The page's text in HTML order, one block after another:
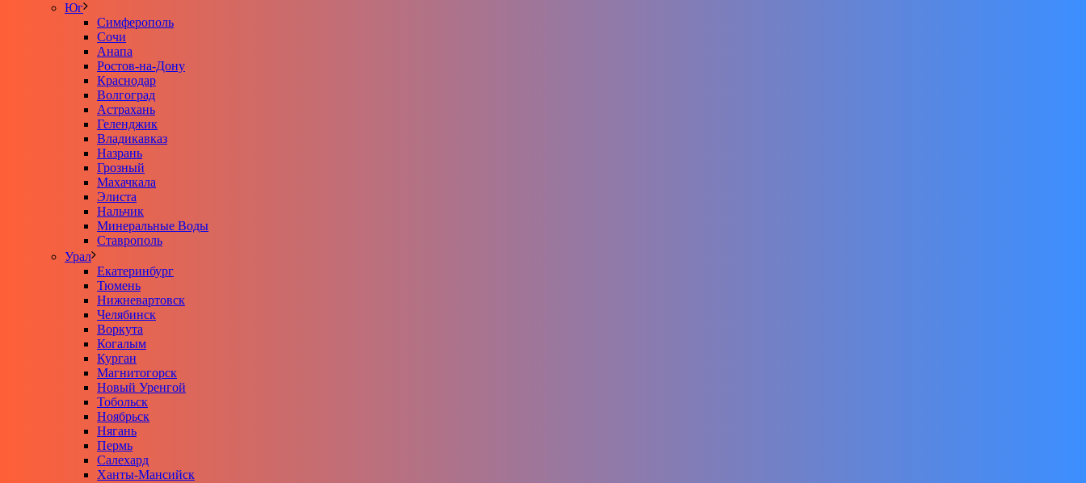
Юг
Симферополь
Сочи
Анапа
Ростов-на-Дону
Краснодар
Волгоград
Астрахань
Геленджик
Владикавказ
Назрань
Грозный
Махачкала
Элиста
Нальчик
Минеральные Воды
Ставрополь
Урал
Екатеринбург
Тюмень
Нижневартовск
Челябинск
Воркута
Когалым
Курган
Магнитогорск
Новый Уренгой
Тобольск
Ноябрьск
Нягань
Пермь
Салехард
Ханты-Мансийск